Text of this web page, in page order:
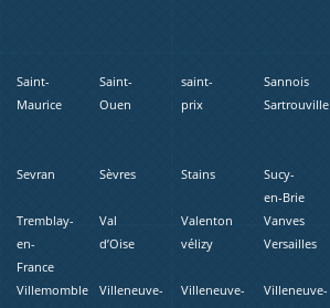
Saint-
Maurice
Saint-
Ouen
saint-
prix
Sannois
Sartrouville
Sevran
Sèvres Stains
Sucy-
en-Brie
Tremblay-
en-
France
Val
d’Oise
Valenton Vanves
vélizy
Versailles
Villemomble
Villeneuve-
Villeneuve-
Villeneuve-